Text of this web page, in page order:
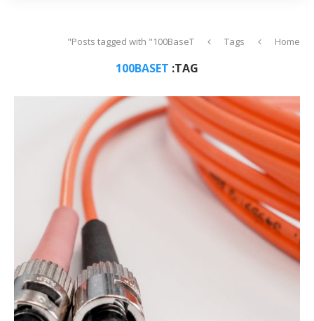
Home
Tags
Posts tagged with "100BaseT"
TAG:
100BASET